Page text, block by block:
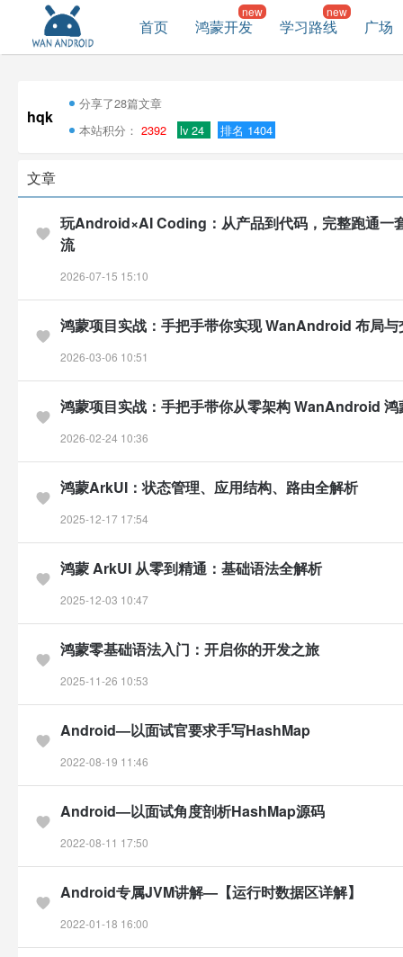
首页 鸿蒙开发 学习路线 广场
hqk
分享了28篇文章
本站积分： 2392 lv 24 排名 1404
文章
玩Android×AI Coding：从产品到代码，完整跑通一
流
2026-07-15 15:10
鸿蒙项目实战：手把手带你实现 WanAndroid 布局与
2026-03-06 10:51
鸿蒙项目实战：手把手带你从零架构 WanAndroid 鸿
2026-02-24 10:36
鸿蒙ArkUI：状态管理、应用结构、路由全解析
2025-12-17 17:54
鸿蒙 ArkUI 从零到精通：基础语法全解析
2025-12-03 10:47
鸿蒙零基础语法入门：开启你的开发之旅
2025-11-26 10:53
Android—以面试官要求手写HashMap
2022-08-19 11:46
Android—以面试角度剖析HashMap源码
2022-08-11 17:50
Android专属JVM讲解—【运行时数据区详解】
2022-01-18 16:00